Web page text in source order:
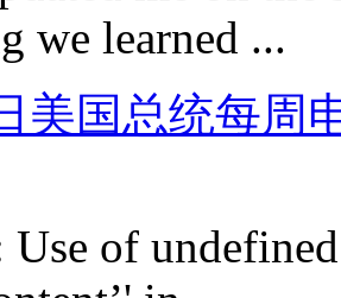
we learned ...
美国总统每周
Use of